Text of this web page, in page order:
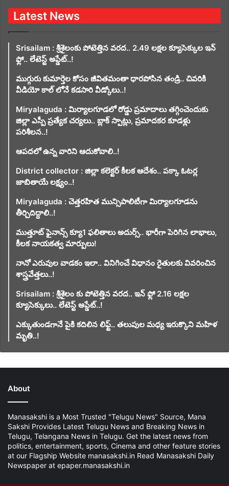
Latest News
Srisailam : శ్రీశైలంకు పోటెత్తిన వరద.. 2.49 లక్షల క్యూసెక్కుల ఇన్
ఫ్లో.. లేటెస్ట్ అప్డేట్..!
ముగ్గురు కుమార్తెల కోసం జీవితమంతా ధారపోసిన తండ్రి.. చివరికి
వీడియో కాల్ లోనే కడసారి వీడ్కోలు..!
Miryalaguda : మిర్యాలగూడలో రోడ్డు ప్రమాదాలు తగ్గించెందుకు
జిల్లా ఎస్పీ ప్రత్యేక చర్యలు.. బ్లాక్ స్పాట్లు, ప్రమాదకర కూడళ్లు
పరిశీలన..!
ఆపదలో ఉన్న వారిని ఆదుకోవాలి..!
District collector : జిల్లా కలెక్టర్ కీలక ఆదేశం.. పక్కా ఓటర్ల
జాబితాయే లక్ష్యం..!
Miryalaguda : చెత్తరహిత మున్సిపాలిటీగా మిర్యాలగూడను
తీర్చిదిద్దాలి..!
ముత్తూట్ ఫైనాన్స్ క్యూ1 ఫలితాలు అదుర్స్.. భారీగా పెరిగిన లాభాలు,
కీలక నాయకత్వ మార్పులు!
నానో ఎరువుల వాడకం ఇలా.. వినిగించే విధానం రైతులకు వివరించిన
శాస్త్రవేత్తలు..!
Srisailam : శ్రీశైలం కు పోటెత్తిన వరద.. ఇన్ ఫ్లో 2.16 లక్షల
క్యూసెక్కులు.. లేటెస్ట్ అప్డేట్..!
ఎక్కుతుండగానే పైకి కదిలిన లిఫ్ట్‌.. తలుపుల మధ్య ఇరుక్కొని మహిళ
మృతి..!
About
Manasakshi is a Most Trusted "Telugu News" Source, Mana
Sakshi Provides Latest Telugu News and Breaking News in
Telugu, Telangana News in Telugu. Get the latest news from
politics, entertainment, sports, Cinema and other feature stories
at our Flagship Website manasakshi.in Read Manasakshi Daily
Newspaper at epaper.manasakshi.in